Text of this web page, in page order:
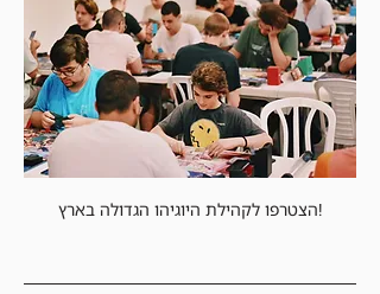
הצטרפו לקהילת היוגיהו הגדולה בארץ!